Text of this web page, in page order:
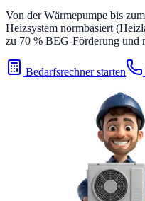
Von der Wärmepumpe bis
Heizsystem normbasiert
zu 70 % BEG-Förderung und
Bedarfsrechner starten